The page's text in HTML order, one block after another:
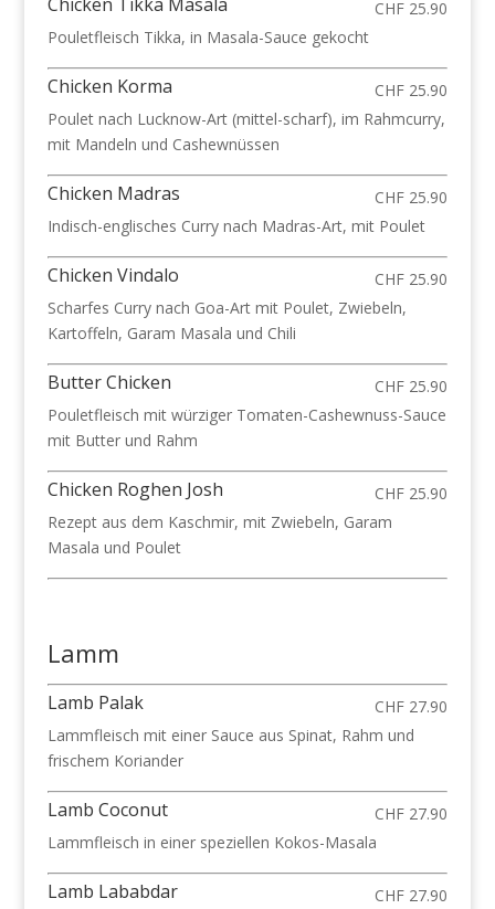
CHF 25.90
Pouletfleisch Tikka, in Masala-Sauce gekocht
Chicken Korma
CHF 25.90
Poulet nach Lucknow-Art (mittel-scharf), im Rahmcurry,
mit Mandeln und Cashewnüssen
Chicken Madras
CHF 25.90
Indisch-englisches Curry nach Madras-Art, mit Poulet
Chicken Vindalo
CHF 25.90
Scharfes Curry nach Goa-Art mit Poulet, Zwiebeln,
Kartoffeln, Garam Masala und Chili
Butter Chicken
CHF 25.90
Pouletfleisch mit würziger Tomaten-Cashewnuss-Sauce
mit Butter und Rahm
Chicken Roghen Josh
CHF 25.90
Rezept aus dem Kaschmir, mit Zwiebeln, Garam
Masala und Poulet
Lamm
Lamb Palak
CHF 27.90
Lammfleisch mit einer Sauce aus Spinat, Rahm und
frischem Koriander
Lamb Coconut
CHF 27.90
Lammfleisch in einer speziellen Kokos-Masala
Lamb Lababdar
CHF 27.90